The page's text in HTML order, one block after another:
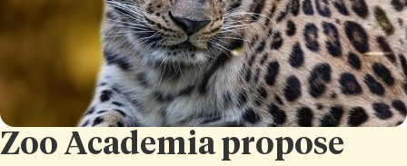
Zoo Academia propose